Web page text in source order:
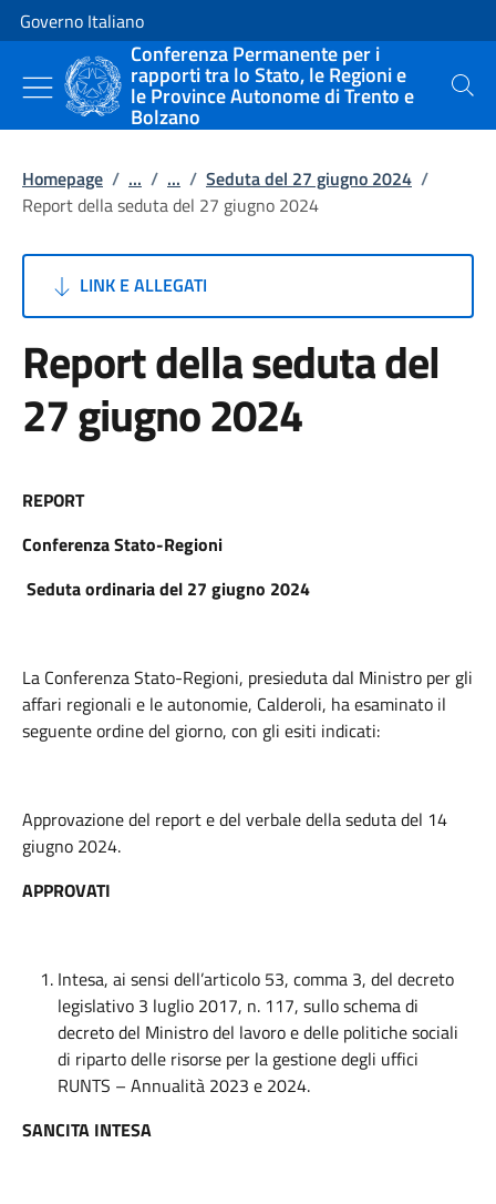
Vai al contenuto
Vai alla navigazione del sito
Governo Italiano
Conferenza Permanente per i
rapporti tra lo Stato, le Regioni e
le Province Autonome di Trento e
Bolzano
Cerca
Homepage / ... / ... / Seduta del 27 giugno 2024 /
Report della seduta del 27 giugno 2024
LINK E ALLEGATI
Report della seduta del
27 giugno 2024
REPORT
Conferenza Stato-Regioni
Seduta ordinaria del 27 giugno 2024
La Conferenza Stato-Regioni, presieduta dal Ministro per gli
affari regionali e le autonomie, Calderoli, ha esaminato il
seguente ordine del giorno, con gli esiti indicati:
Approvazione del report e del verbale della seduta del 14
giugno 2024.
APPROVATI
Intesa, ai sensi dell’articolo 53, comma 3, del decreto
legislativo 3 luglio 2017, n. 117, sullo schema di
decreto del Ministro del lavoro e delle politiche sociali
di riparto delle risorse per la gestione degli uffici
RUNTS – Annualità 2023 e 2024.
SANCITA INTESA